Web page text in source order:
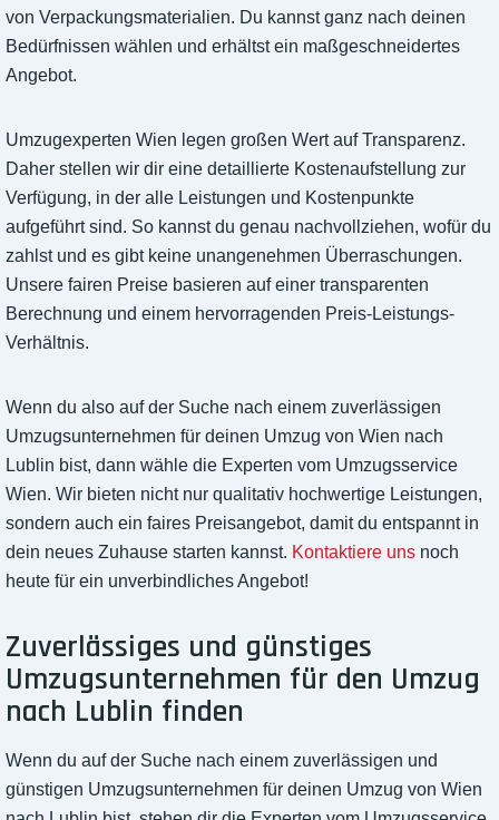
von Verpackungsmaterialien. Du kannst ganz nach deinen
Bedürfnissen wählen und erhältst ein maßgeschneidertes
Angebot.
Umzugexperten Wien legen großen Wert auf Transparenz.
Daher stellen wir dir eine detaillierte Kostenaufstellung zur
Verfügung, in der alle Leistungen und Kostenpunkte
aufgeführt sind. So kannst du genau nachvollziehen, wofür du
zahlst und es gibt keine unangenehmen Überraschungen.
Unsere fairen Preise basieren auf einer transparenten
Berechnung und einem hervorragenden Preis-Leistungs-
Verhältnis.
Wenn du also auf der Suche nach einem zuverlässigen
Umzugsunternehmen für deinen Umzug von Wien nach
Lublin bist, dann wähle die Experten vom Umzugsservice
Wien. Wir bieten nicht nur qualitativ hochwertige Leistungen,
sondern auch ein faires Preisangebot, damit du entspannt in
dein neues Zuhause starten kannst. Kontaktiere uns noch
heute für ein unverbindliches Angebot!
Zuverlässiges und günstiges
Umzugsunternehmen für den Umzug
nach Lublin finden
Wenn du auf der Suche nach einem zuverlässigen und
günstigen Umzugsunternehmen für deinen Umzug von Wien